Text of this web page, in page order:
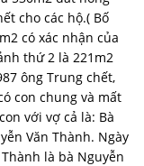
cho các hộ.( Bố
có xác nhận của
thứ 2 là 221m2
ông Trung chết,
con chung và mất
với vợ cả là: Bà
Văn Thành. Ngày
là bà Nguyễn